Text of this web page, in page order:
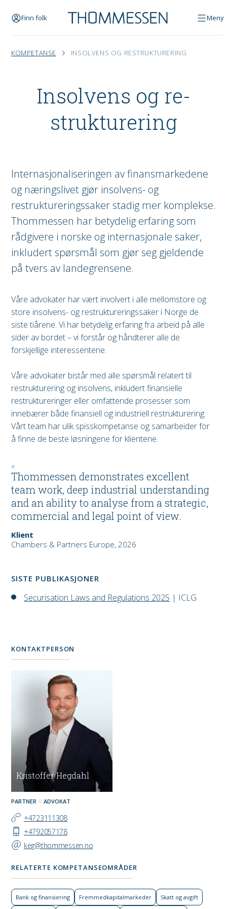
Finn folk Meny
KOMPETANSE INSOLVENS OG RESTRUKTURERING
Insolvens og re­
struktur­ering
Internasjonaliseringen av finansmarkedene
og næringslivet gjør insolvens- og
restruktureringssaker stadig mer komplekse.
Thommessen har betydelig erfaring som
rådgivere i norske og internasjonale saker,
inkludert spørsmål som gjør seg gjeldende
på tvers av landegrensene.
Våre advokater har vært involvert i alle mellomstore og
store insolvens- og restruktureringssaker i Norge de
siste tiårene. Vi har betydelig erfaring fra arbeid på alle
sider av bordet – vi forstår og håndterer alle de
forskjellige interessentene.
Våre advokater bistår med alle spørsmål relatert til
restrukturering og insolvens, inkludert finansielle
restruktureringer eller omfattende prosesser som
innebærer både finansiell og industriell restrukturering.
Vårt team har ulik spisskompetanse og samarbeider for
å finne de beste løsningene for klientene.
Thommessen demonstrates excellent
team work, deep industrial understanding
and an ability to analyse from a strategic,
commercial and legal point of view.
Klient
Chambers & Partners Europe, 2026
SISTE PUBLIKASJONER
Securisation Laws and Regulations 2025 | ICLG
KONTAKTPERSON
Kristoffer Hegdahl
PARTNER ADVOKAT
+4723111308
+4792057178
keg@thommessen.no
RELATERTE KOMPETANSEOMRÅDER
Bank og finansiering Fremmed­kapital­markeder Skatt og avgift